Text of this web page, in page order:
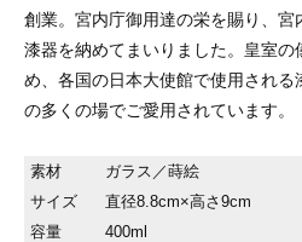
創業。宮内庁御用達の栄を賜り、宮
漆器を納めてまいりました。皇室の
め、各国の日本大使館で使用され
の多くの場でご愛用されています。
素材
ガラス／蒔絵
サイズ
直径8.8cm×高さ9cm
容量
400ml